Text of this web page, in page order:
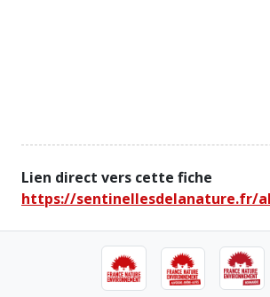
Lien direct vers cette fiche
https://sentinellesdelanature.fr/